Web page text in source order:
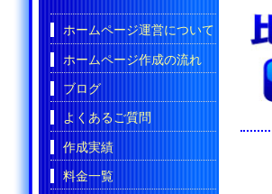
ホームページ運営について
ホームページ作成の流れ
ブログ
よくあるご質問
作成実績
料金一覧